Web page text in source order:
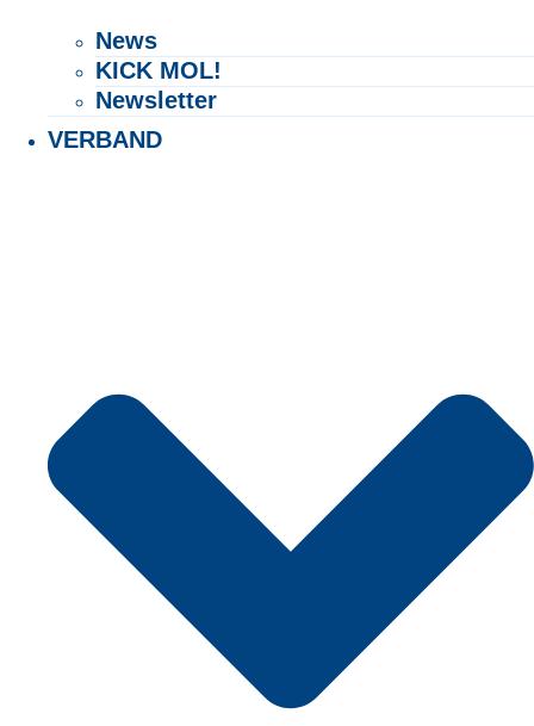
News
KICK MOL!
Newsletter
VERBAND